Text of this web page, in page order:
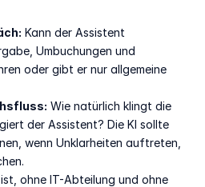
Kann der Assistent
Umbuchungen und
oder gibt er nur allgemeine
Wie natürlich klingt die
der Assistent? Die KI sollte
wenn Unklarheiten auftreten,
ist, ohne IT-Abteilung und ohne